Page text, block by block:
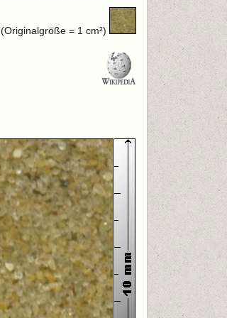
(Originalgröße = 1 cm²)